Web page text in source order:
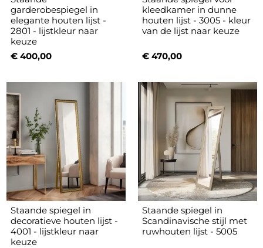
garderobespiegel in
elegante houten lijst -
2801 - lijstkleur naar
keuze
€ 400,00
kleedkamer in dunne
houten lijst - 3005 - kleur
van de lijst naar keuze
€ 470,00
Staande spiegel in
decoratieve houten lijst -
4001 - lijstkleur naar
keuze
Staande spiegel in
Scandinavische stijl met
ruwhouten lijst - 5005